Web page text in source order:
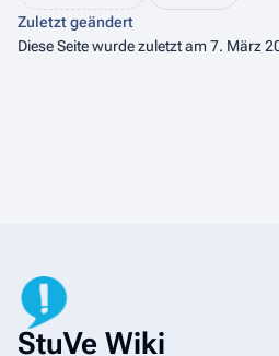
Zuletzt geändert
Diese Seite wurde zuletzt am 7. März
StuVe Wiki